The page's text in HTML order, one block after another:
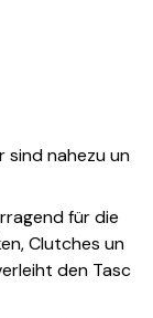
sind nahezu un
für die
Clutches un
den Tasc